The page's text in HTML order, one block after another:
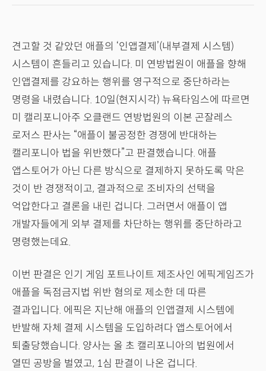
견고할 것 같았던 애플의 ‘인앱결제’(내부결제 시스템)
시스템이 흔들리고 있습니다. 미 연방법원이 애플을 향해
인앱결제를 강요하는 행위를 영구적으로 중단하라는
명령을 내렸습니다. 10일(현지시각) 뉴욕타임스에 따르면
미 캘리포니아주 오클랜드 연방법원의 이본 곤잘레스
로저스 판사는 “애플이 불공정한 경쟁에 반대하는
캘리포니아 법을 위반했다”고 판결했습니다. 애플
앱스토어가 아닌 다른 방식으로 결제하지 못하도록 막은
것이 반 경쟁적이고, 결과적으로 조비자의 선택을
억압한다고 결론을 내린 겁니다. 그러면서 애플이 앱
개발자들에게 외부 결제를 차단하는 행위를 중단하라고
명령했는데요.
이번 판결은 인기 게임 포트나이트 제조사인 에픽게임즈가
애플을 독점금지법 위반 혐의로 제소한 데 따른
결과입니다. 에픽은 지난해 애플의 인앱결제 시스템에
반발해 자체 결제 시스템을 도입하려다 앱스토어에서
퇴출당했습니다. 양사는 올 초 캘리포니아의 법원에서
열띤 공방을 벌였고, 1심 판결이 나온 겁니다.